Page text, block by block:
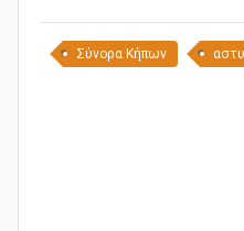
Σύνορα Κήπων